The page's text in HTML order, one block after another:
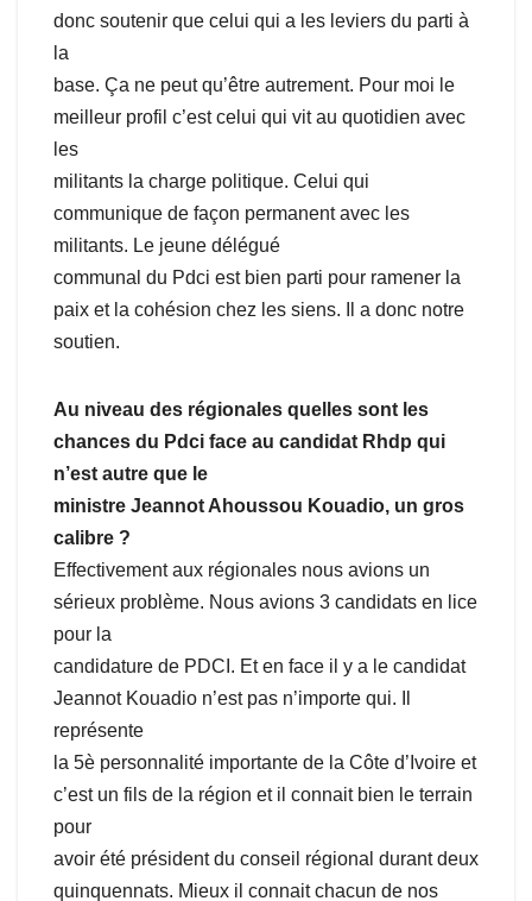
donc soutenir que celui qui a les leviers du parti à
la
base. Ça ne peut qu’être autrement. Pour moi le
meilleur profil c’est celui qui vit au quotidien avec
les
militants la charge politique. Celui qui
communique de façon permanent avec les
militants. Le jeune délégué
communal du Pdci est bien parti pour ramener la
paix et la cohésion chez les siens. Il a donc notre
soutien.
Au niveau des régionales quelles sont les
chances du Pdci face au candidat Rhdp qui
n’est autre que le
ministre Jeannot Ahoussou Kouadio, un gros
calibre ?
Effectivement aux régionales nous avions un
sérieux problème. Nous avions 3 candidats en lice
pour la
candidature de PDCI. Et en face il y a le candidat
Jeannot Kouadio n’est pas n’importe qui. Il
représente
la 5è personnalité importante de la Côte d’Ivoire et
c’est un fils de la région et il connait bien le terrain
pour
avoir été président du conseil régional durant deux
quinquennats. Mieux il connait chacun de nos